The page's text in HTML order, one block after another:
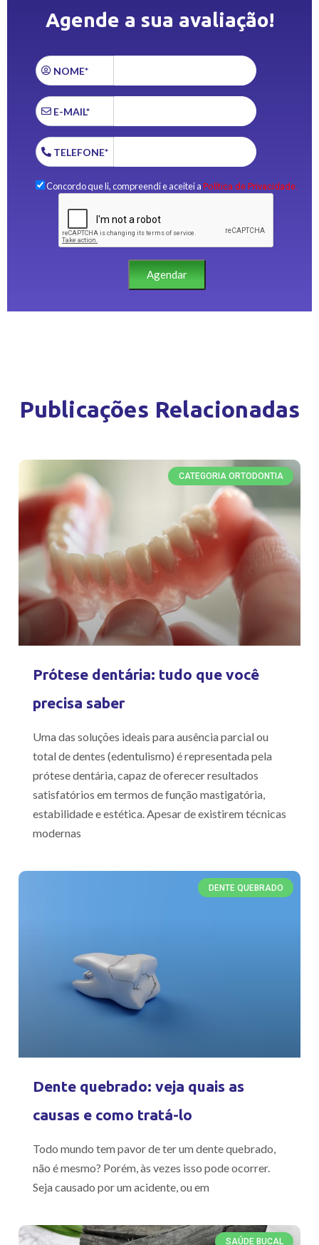
Agende a sua avaliação!
NOME*
E-MAIL*
TELEFONE*
Concordo que li, compreendi e aceitei a Política de Privacidade.
Agendar
Publicações Relacionadas
CATEGORIA ORTODONTIA
Prótese dentária: tudo que você
precisa saber
Uma das soluções ideais para ausência parcial ou
total de dentes (edentulismo) é representada pela
prótese dentária, capaz de oferecer resultados
satisfatórios em termos de função mastigatória,
estabilidade e estética. Apesar de existirem técnicas
modernas
DENTE QUEBRADO
Dente quebrado: veja quais as
causas e como tratá-lo
Todo mundo tem pavor de ter um dente quebrado,
não é mesmo? Porém, às vezes isso pode ocorrer.
Seja causado por um acidente, ou em
SAÚDE BUCAL